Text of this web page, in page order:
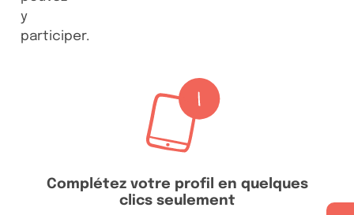
y
participer.
Complétez votre profil en quelques
clics seulement